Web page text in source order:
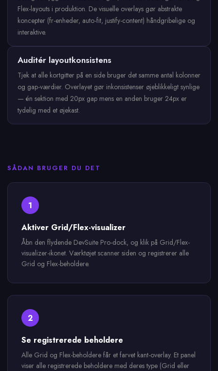
Flex-layouts i produktion. De visuelle overlays gør abstrakte
koncepter (fr-enheder, auto-fit, justify-content) håndgribelige og
interaktive.
Auditér layoutkonsistens
Tjek at alle kortgitter på en side bruger det samme antal kolonner
og gap-værdier. Overlayet gør inkonsistenser øjeblikkeligt synlige
— én sektion med 20px gap mens en anden bruger 24px er
tydelig med et øjekast.
SÅDAN BRUGER DU DET
1
Aktiver Grid/Flex-visualizer
Åbn den flydende DevSuite Pro-dock, og klik på Grid/Flex-
visualizer-ikonet. Værktøjet scanner siden og registrerer alle
Grid og Flex-beholdere.
2
Se registrerede beholdere
Alle Grid og Flex-beholdere får et farvet kant-overlay. Et panel
viser alle registrerede beholdere med deres type (Grid eller